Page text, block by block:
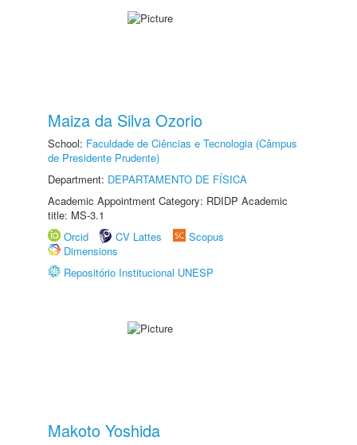
Maiza da Silva Ozorio
School: Faculdade de Ciências e Tecnologia (Câmpus
de Presidente Prudente)
Department: DEPARTAMENTO DE FÍSICA
Academic Appointment Category: RDIDP Academic
title: MS-3.1
Orcid
CV Lattes
Scopus
Dimensions
Repositório Institucional UNESP
Makoto Yoshida